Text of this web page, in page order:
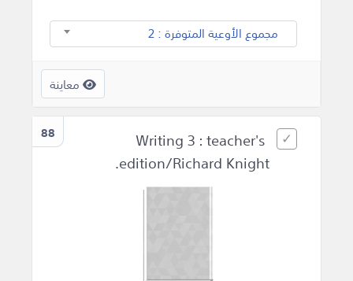
مجموع الأوعية المتوفرة : 2
معاينة
88
Writing 3 : teacher's
edition/Richard Knight.